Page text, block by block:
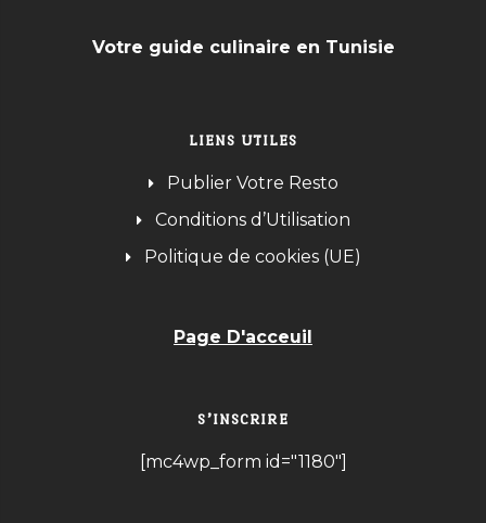
Votre guide culinaire en Tunisie
LIENS UTILES
Publier Votre Resto
Conditions d’Utilisation
Politique de cookies (UE)
Page D'acceuil
S’INSCRIRE
[mc4wp_form id="1180"]